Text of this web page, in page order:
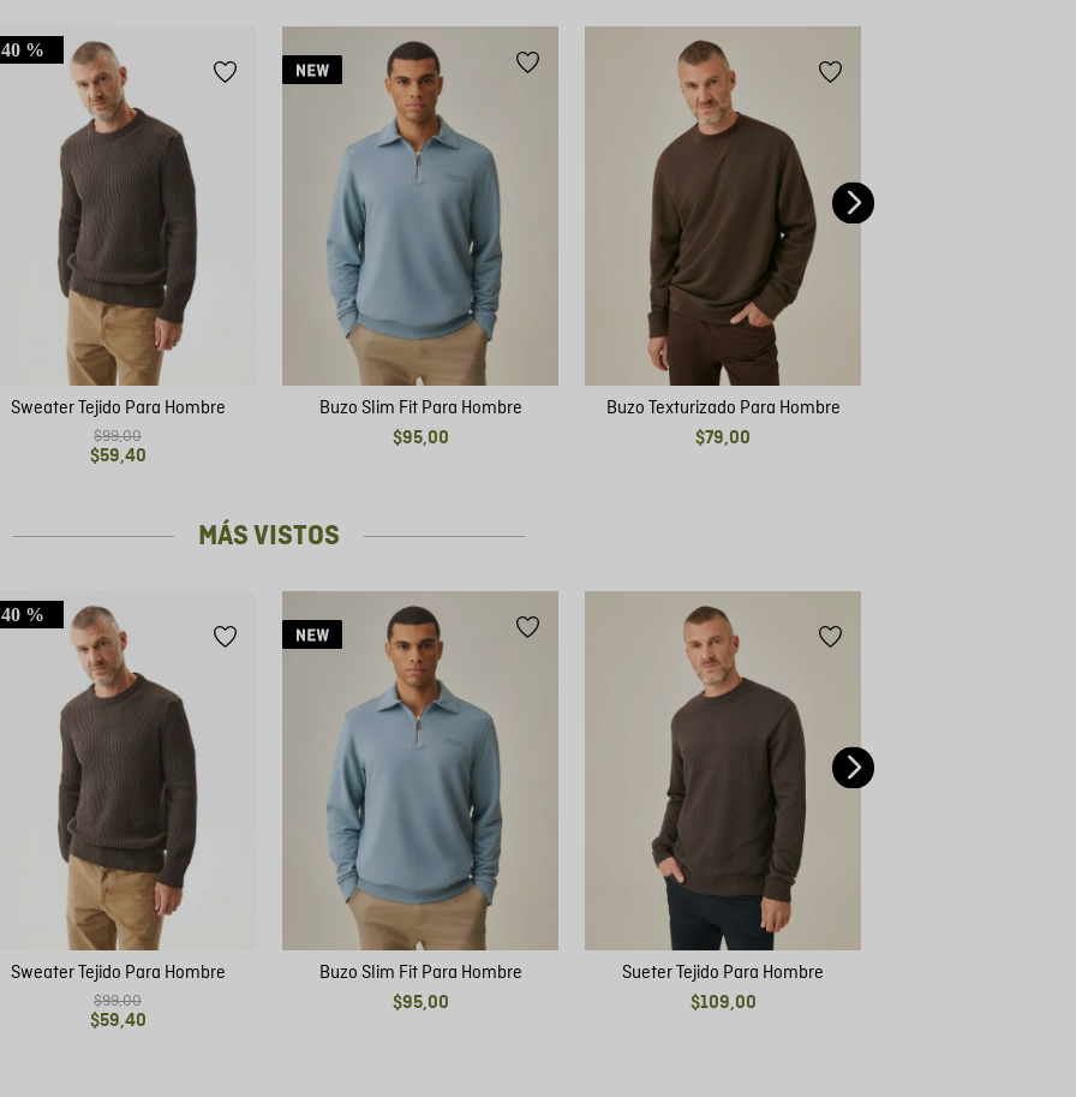
40 %
Sweater Tejido Para Hombre
$99,00
$59,40
Buzo Slim Fit Para Hombre
$95,00
Buzo Texturizado Para Hombre
$79,00
MÁS VISTOS
40 %
Sweater Tejido Para Hombre
$99,00
$59,40
Buzo Slim Fit Para Hombre
$95,00
Sueter Tejido Para Hombre
$109,00